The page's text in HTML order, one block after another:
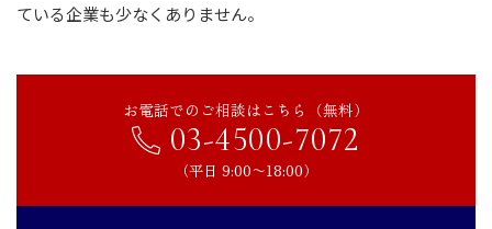
ている企業も少なくありません。
お電話でのご相談はこちら（無料）
03-4500-7072
（平日 9:00〜18:00）